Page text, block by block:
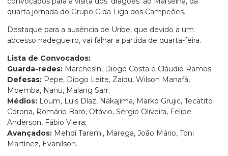
quarta jornada do Grupo C da Liga dos Campeões.
Destaque para a ausência de Uribe, que devido a um
abcesso nadegueiro, vai falhar a partida de quarta-feira.
Lista de Convocados:
Guarda-redes: Marchesín, Diogo Costa e Cláudio Ramos;
Defesas: Pepe, Diogo Leite, Zaidu, Wilson Manafá,
Mbemba, Nanu, Malang Sarr;
Médios: Loum, Luis Díaz, Nakajima, Marko Grujic, Tecatito
Corona, Romário Baró, Otávio, Sérgio Oliveira, Felipe
Anderson, Fábio Vieira;
Avançados: Mehdi Taremi, Marega, João Mário, Toni
Martínez, Evanilson.